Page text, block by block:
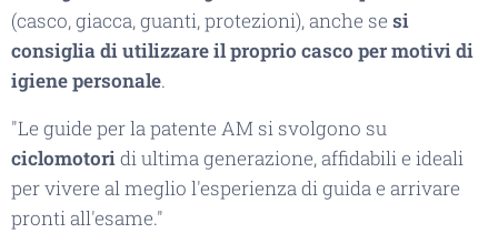
(casco, giacca, guanti, protezioni), anche se si
consiglia di utilizzare il proprio casco per motivi di
igiene personale.
"Le guide per la patente AM si svolgono su
ciclomotoridi ultima generazione, affidabili e ideali
per vivere al meglio l'esperienza di guida e arrivare
pronti all'esame."